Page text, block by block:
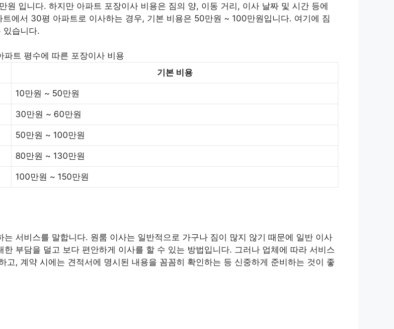
입니다. 하지만 아파트 포장이사 비용은 짐의 양, 이동 거리, 이사 날짜 및 시간 등에
에서 30평 아파트로 이사하는 경우, 기본 비용은 50만원 ~ 100만원입니다. 여기에 짐
있습니다.
파트 평수에 따른 포장이사 비용
기본 비용
10만원 ~ 50만원
30만원 ~ 60만원
50만원 ~ 100만원
80만원 ~ 130만원
100만원 ~ 150만원
서비스를 말합니다. 원룸 이사는 일반적으로 가구나 짐이 많지 않기 때문에 일반 이사
부담을 덜고 보다 편안하게 이사를 할 수 있는 방법입니다. 그러나 업체에 따라 서비스
, 계약 시에는 견적서에 명시된 내용을 꼼꼼히 확인하는 등 신중하게 준비하는 것이 좋